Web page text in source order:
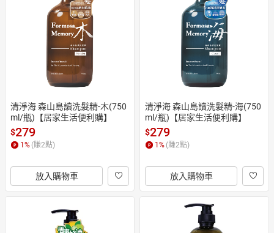
清淨海 森山島讀洗髮精-木(750
ml/瓶)【居家生活便利購】
$279
1% (賺2點)
放入購物車
清淨海 森山島讀洗髮精-海(750
ml/瓶)【居家生活便利購】
$279
1% (賺2點)
放入購物車